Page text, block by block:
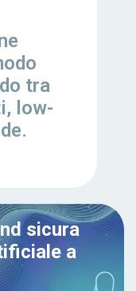
tra
low-
sicura
a